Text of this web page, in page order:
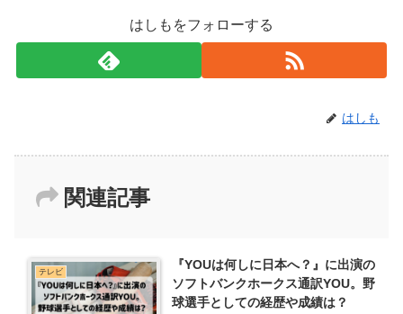
はしもをフォローする
はしも
関連記事
テレビ
『YOUは何しに日本へ？』に出演の
ソフトバンクホークス通訳YOU。野
球選手としての経歴や成績は？